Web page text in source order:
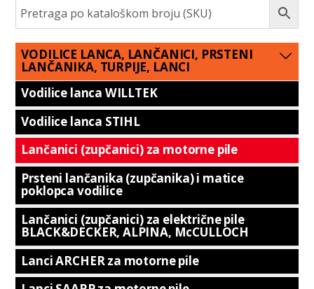
VODILICE LANCA, LANČANICI, PRSTENI
LANČANIKA, TURPIJE, LANCI
Vodilice lanca WILLTEK
Vodilice lanca STIHL
Lančanici (zupčanici) za motorne pile
Prsteni lančanika (zupčanika) i matice
poklopca vodilice
Lančanici (zupčanici) za električne pile
BLACK&DECKER, ALPINA, McCULLOCH
Lanci ARCHER za motorne pile